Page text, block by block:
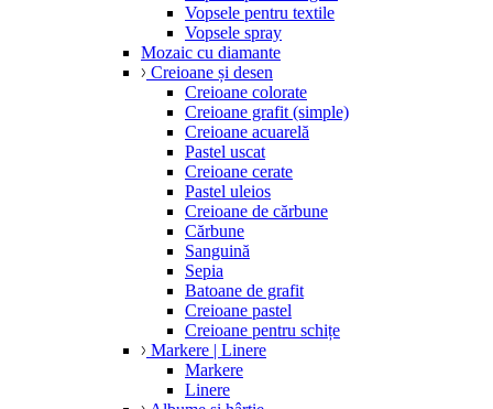
Vopsele pentru textile
Vopsele spray
Mozaic cu diamante
Creioane și desen
Creioane colorate
Creioane grafit (simple)
Creioane acuarelă
Pastel uscat
Creioane cerate
Pastel uleios
Creioane de cărbune
Cărbune
Sanguină
Sepia
Batoane de grafit
Creioane pastel
Creioane pentru schițe
Markere | Linere
Markere
Linere